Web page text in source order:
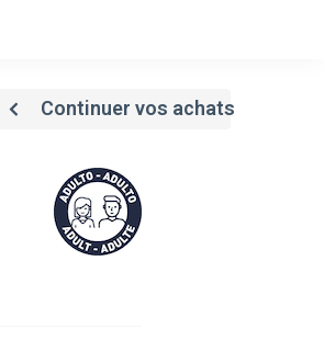
Continuer vos achats